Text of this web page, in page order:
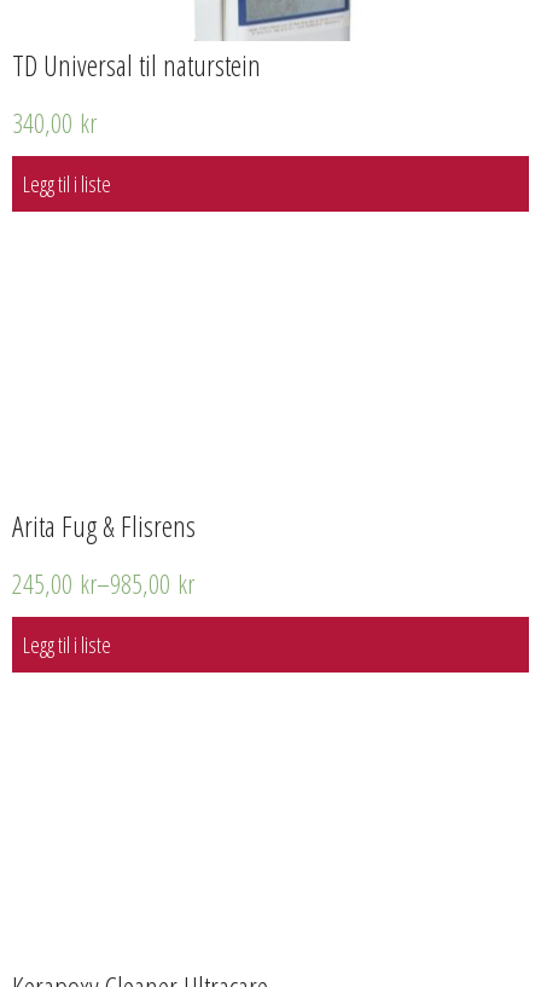
TD Universal til naturstein
340,00 kr
Legg til i liste
Arita Fug & Flisrens
245,00 kr–985,00 kr
Legg til i liste